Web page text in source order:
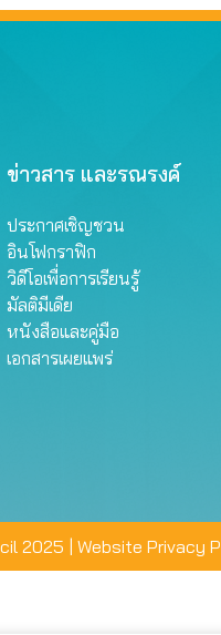
ข่าวสาร และรณรงค์
ประกาศเชิญชวน
อินโฟกราฟิก
วิดีโอเพื่อการเรียนรู้
มัลติมีเดีย
หนังสือและคู่มือ
เอกสารเผยแพร่
2025 | Website Privacy